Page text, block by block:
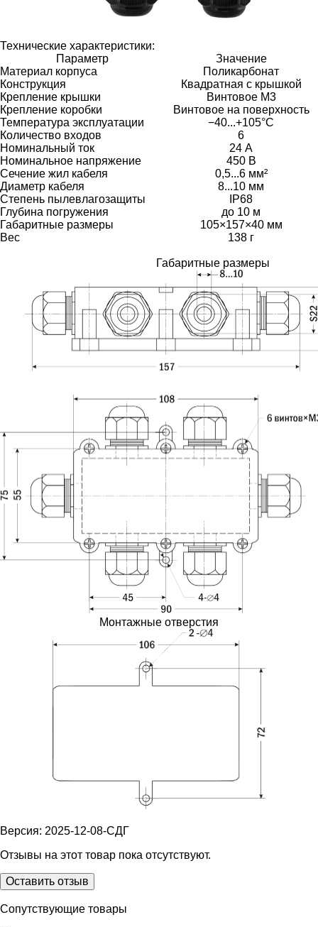
Технические характеристики:
Параметр
Значение
Материал корпуса
Поликарбонат
Конструкция
Квадратная с крышкой
Крепление крышки
Винтовое М3
Крепление коробки
Винтовое на поверхность
Температура эксплуатации
−40...+105°C
Количество входов
6
Номинальный ток
24 А
Номинальное напряжение
450 В
Сечение жил кабеля
0,5...6 мм²
Диаметр кабеля
8...10 мм
Степень пылевлагозащиты
IP68
Глубина погружения
до 10 м
Габаритные размеры
105×157×40 мм
Вес
138 г
Габаритные размеры
Монтажные отверстия
Версия: 2025-12-08-СДГ
Отзывы на этот товар пока отсутствуют.
Оставить отзыв
Сопутствующие товары